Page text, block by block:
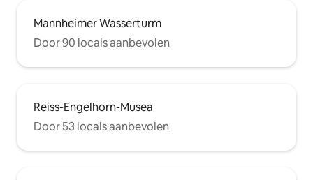
Mannheimer Wasserturm
Door 90 locals aanbevolen
Reiss-Engelhorn-Musea
Door 53 locals aanbevolen